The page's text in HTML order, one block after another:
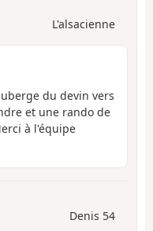
L'alsacienne
du devin vers
et une rando de
à l'équipe
Denis 54